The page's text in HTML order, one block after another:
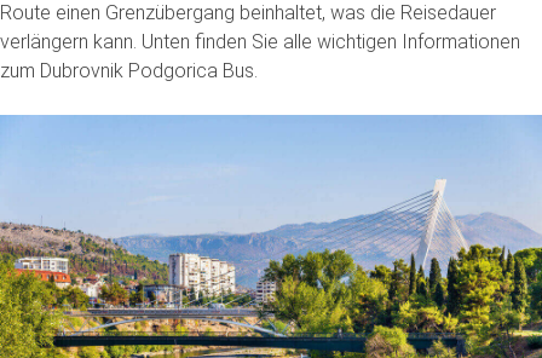
Route einen Grenzübergang beinhaltet, was die Reisedauer
verlängern kann. Unten finden Sie alle wichtigen Informationen
zum Dubrovnik Podgorica Bus.